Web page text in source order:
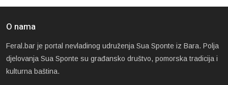
O nama
Feral.bar je portal nevladinog udruženja Sua Sponte iz Bara. Polja
djelovanja Sua Sponte su građansko društvo, pomorska tradicija i
kulturna baština.